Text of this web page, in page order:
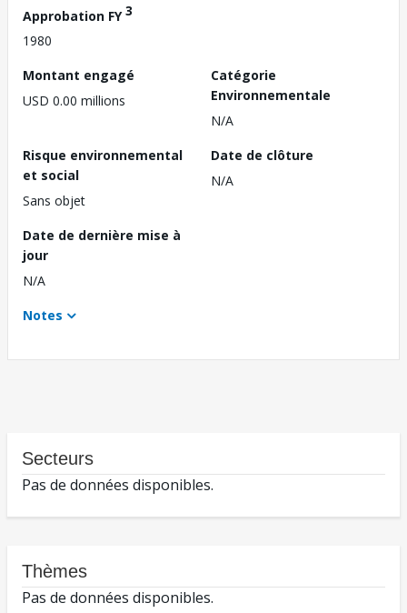
Approbation FY3
1980
Montant engagé
USD 0.00 millions
Catégorie
Environnementale
N/A
Risque environnemental
et social
Sans objet
Date de clôture
N/A
Date de dernière mise à
jour
N/A
Notes
Secteurs
Pas de données disponibles.
Thèmes
Pas de données disponibles.